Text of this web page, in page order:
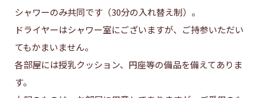
シャワーのみ共同です（30分の入れ替え制）。
ドライヤーはシャワー室にございますが、ご持参いただい
てもかまいません。
各部屋には授乳クッション、円座等の備品を備えてありま
す。